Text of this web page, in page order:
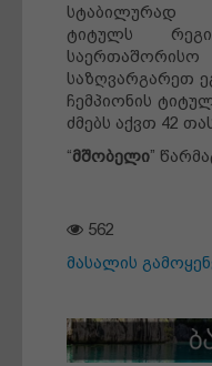
სტაბილურად
ტიტულს
საერთაშორისო
საზღვარგარეთ
ჩემპიონის
ძმებს აქვთ 42
“მშობელი”
562
მასალის